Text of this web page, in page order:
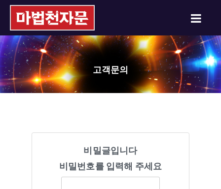
고객문의
비밀글입니다
비밀번호를 입력해 주세요